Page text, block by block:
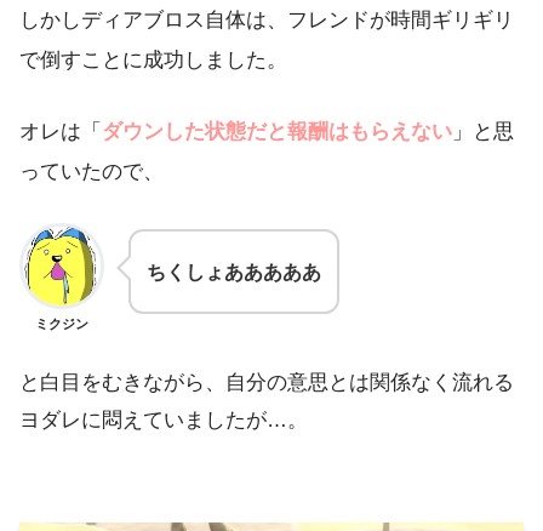
しかしディアブロス自体は、フレンドが時間ギリギリ
で倒すことに成功しました。
オレは「ダウンした状態だと報酬はもらえない 」と思
っていたので、
ミクジン
ちくしょあああああ
と白目をむきながら、自分の意思とは関係なく流れる
ヨダレに悶えていましたが…。